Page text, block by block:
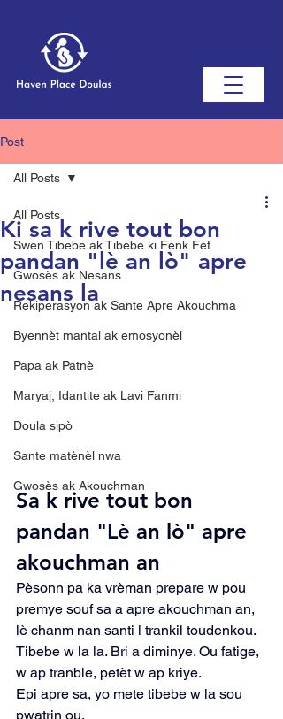
Post
All Posts
Swen Tibebe ak Tibebe ki Fenk Fèt
Gwosès ak Nesans
Rekiperasyon ak Sante Apre Akouchma
Byennèt mantal ak emosyonèl
Papa ak Patnè
Maryaj, Idantite ak Lavi Fanmi
Doula sipò
Sante matènèl nwa
Gwosès ak Akouchman
All Posts
Ki sa k rive tout bon
pandan "lè an lò" apre
nesans la
Sa k rive tout bon
pandan "Lè an lò" apre
akouchman an
Pèsonn pa ka vrèman prepare w pou
premye souf sa a apre akouchman an,
lè chanm nan santi l trankil toudenkou.
Tibebe w la la. Bri a diminye. Ou fatige,
w ap tranble, petèt w ap kriye.
Epi apre sa, yo mete tibebe w la sou
pwatrin ou.